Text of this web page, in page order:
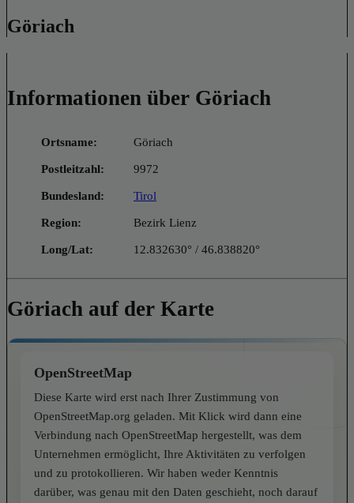
Göriach
Informationen über Göriach
Ortsname: Göriach
Postleitzahl: 9972
Bundesland: Tirol
Region: Bezirk Lienz
Long/Lat: 12.832630° / 46.838820°
Göriach auf der Karte
OpenStreetMap
Diese Karte wird erst nach Ihrer Zustimmung von
OpenStreetMap.org geladen. Mit Klick wird dann eine
Verbindung nach OpenStreetMap hergestellt, was dem
Unternehmen ermöglicht, Ihre Aktivitäten zu verfolgen
und zu protokollieren. Wir haben weder Kenntnis
darüber, was genau mit den Daten geschieht, noch darauf